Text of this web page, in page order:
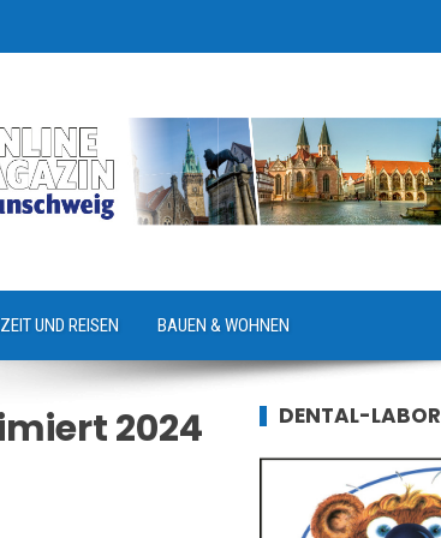
UND REISEN BAUEN & WOHNEN
2024
DENTAL-LABOR